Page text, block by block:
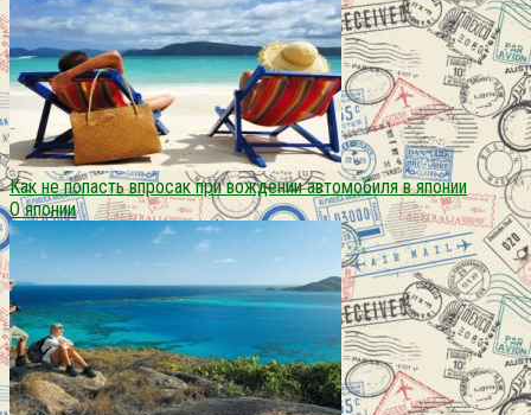
Как не попасть впросак при вождении автомобиля в японии
О японии